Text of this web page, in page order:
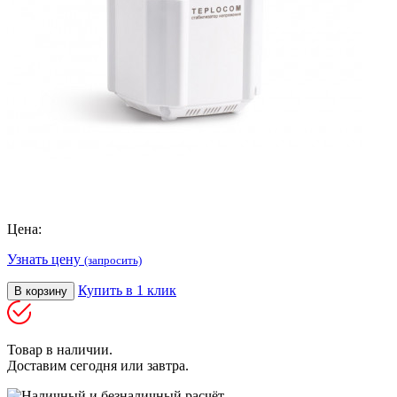
Цена:
Узнать цену (запросить)
В корзину Купить в 1 клик
Товар в наличии.
Доставим сегодня или завтра.